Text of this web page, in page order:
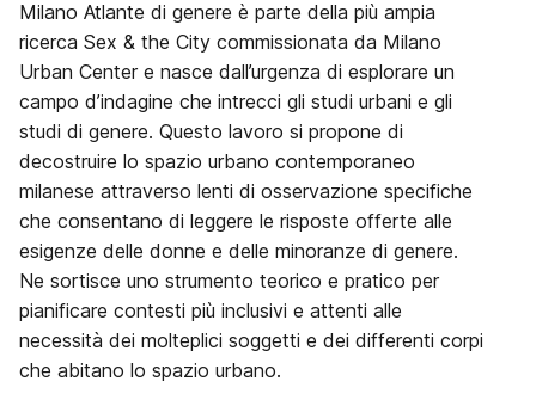
Milano Atlante di genere è parte della più ampia
ricerca Sex & the City commissionata da Milano
Urban Center e nasce dall’urgenza di esplorare un
campo d’indagine che intrecci gli studi urbani e gli
studi di genere. Questo lavoro si propone di
decostruire lo spazio urbano contemporaneo
milanese attraverso lenti di osservazione specifiche
che consentano di leggere le risposte offerte alle
esigenze delle donne e delle minoranze di genere.
Ne sortisce uno strumento teorico e pratico per
pianificare contesti più inclusivi e attenti alle
necessità dei molteplici soggetti e dei differenti corpi
che abitano lo spazio urbano.